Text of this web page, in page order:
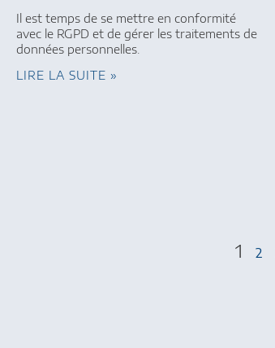
Il est temps de se mettre en conformité
avec le RGPD et de gérer les traitements de
données personnelles.
LIRE LA SUITE »
1 2